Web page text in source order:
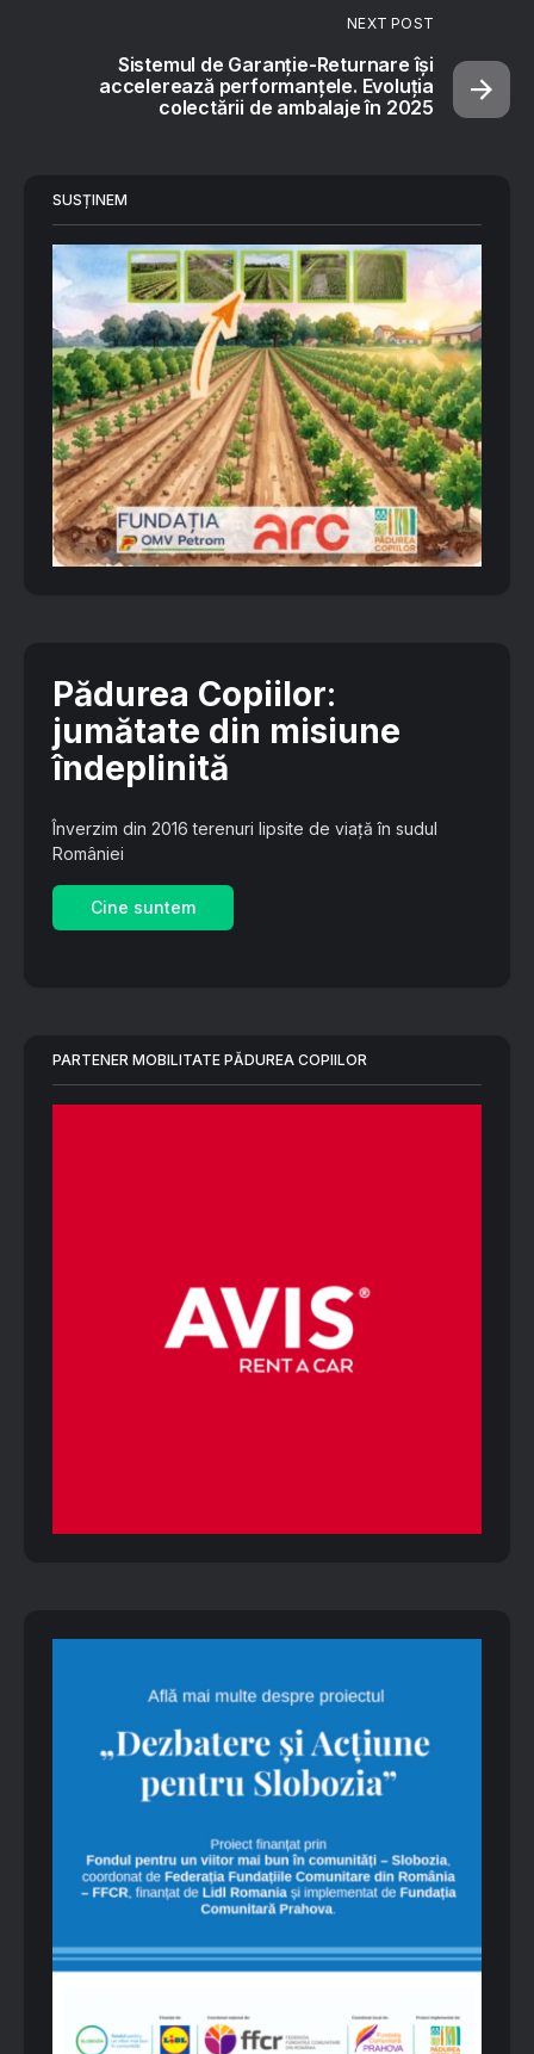
NEXT POST
Sistemul de Garanție-Returnare își
accelerează performanțele. Evoluția
colectării de ambalaje în 2025
SUSȚINEM
Pădurea Copiilor:
jumătate din misiune
îndeplinită
Înverzim din 2016 terenuri lipsite de viață în sudul
României
Cine suntem
PARTENER MOBILITATE PĂDUREA COPIILOR